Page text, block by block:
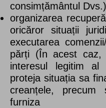
consimțământul Dvs.)
organizarea
oricăror situații
executarea
părți (În acest caz,
interesul legitim
proteja situația sa
creanțele,
furniza